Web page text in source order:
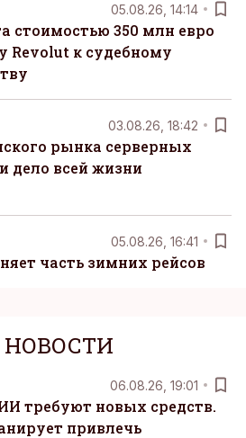
05.08.26, 14:14
стоимостью 350 млн евро
Revolut к судебному
03.08.26, 18:42
рынка серверных
дело всей жизни
05.08.26, 16:41
часть зимних рейсов
06.08.26, 19:01
требуют новых средств.
привлечь